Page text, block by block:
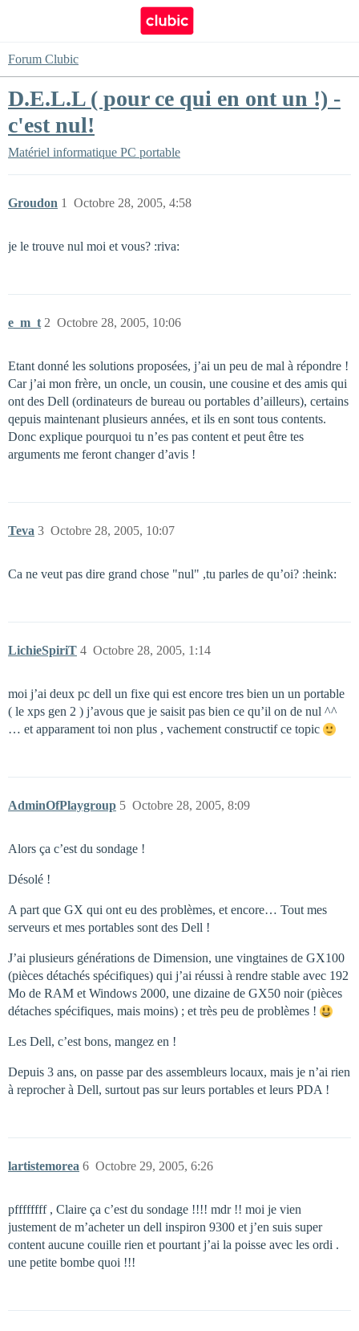
Forum Clubic
D.E.L.L ( pour ce qui en ont un !) -
c'est nul!
Matériel informatique PC portable
Groudon Octobre 28, 2005, 4:58
1
je le trouve nul moi et vous? :riva:
e_m_t Octobre 28, 2005, 10:06
2
Etant donné les solutions proposées, j’ai un peu de mal à répondre !
Car j’ai mon frère, un oncle, un cousin, une cousine et des amis qui
ont des Dell (ordinateurs de bureau ou portables d’ailleurs), certains
qepuis maintenant plusieurs années, et ils en sont tous contents.
Donc explique pourquoi tu n’es pas content et peut être tes
arguments me feront changer d’avis !
Teva Octobre 28, 2005, 10:07
3
Ca ne veut pas dire grand chose "nul" ,tu parles de qu’oi? :heink:
LichieSpiriT Octobre 28, 2005, 1:14
4
moi j’ai deux pc dell un fixe qui est encore tres bien un un portable
( le xps gen 2 ) j’avous que je saisit pas bien ce qu’il on de nul ^^
… et apparament toi non plus , vachement constructif ce topic
AdminOfPlaygroup Octobre 28, 2005, 8:09
5
Alors ça c’est du sondage !
Désolé !
A part que GX qui ont eu des problèmes, et encore… Tout mes
serveurs et mes portables sont des Dell !
J’ai plusieurs générations de Dimension, une vingtaines de GX100
(pièces détachés spécifiques) qui j’ai réussi à rendre stable avec 192
Mo de RAM et Windows 2000, une dizaine de GX50 noir (pièces
détaches spécifiques, mais moins) ; et très peu de problèmes !
Les Dell, c’est bons, mangez en !
Depuis 3 ans, on passe par des assembleurs locaux, mais je n’ai rien
à reprocher à Dell, surtout pas sur leurs portables et leurs PDA !
lartistemorea Octobre 29, 2005, 6:26
6
pffffffff , Claire ça c’est du sondage !!!! mdr !! moi je vien
justement de m’acheter un dell inspiron 9300 et j’en suis super
content aucune couille rien et pourtant j’ai la poisse avec les ordi .
une petite bombe quoi !!!